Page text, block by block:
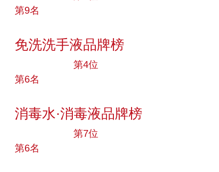
第9名
免洗洗手液品牌榜
第4位
第6名
消毒水·消毒液品牌榜
第7位
第6名